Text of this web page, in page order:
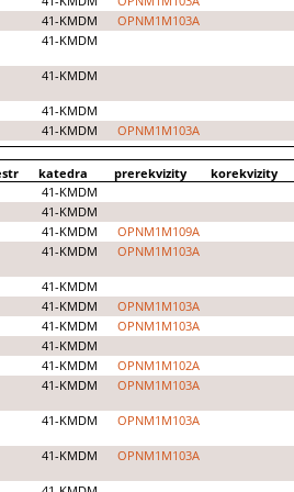
41-KMDM
OPNM1M103A
41-KMDM
41-KMDM
41-KMDM
41-KMDM
OPNM1M103A
katedra prerekvizity korekvizity
41-KMDM
41-KMDM
41-KMDM
OPNM1M109A
41-KMDM
OPNM1M103A
41-KMDM
41-KMDM
OPNM1M103A
41-KMDM
OPNM1M103A
41-KMDM
41-KMDM
OPNM1M102A
41-KMDM
OPNM1M103A
41-KMDM OPNM1M103A
41-KMDM OPNM1M103A